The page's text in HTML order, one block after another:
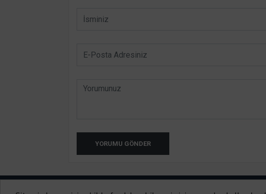
YORUMU GÖNDER